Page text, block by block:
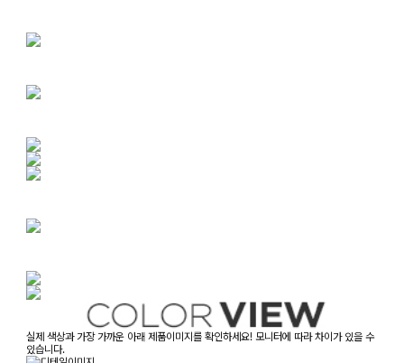
실제 색상과 가장 가까운 아래 제품이미지를 확인하세요! 모니터에 따라 차이가 있을 수
있습니다.